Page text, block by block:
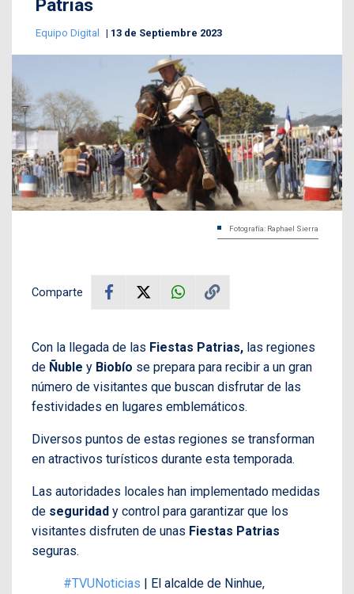
Patrias
Equipo Digital 13 de Septiembre 2023
Fotografía: Raphael Sierra
Comparte
Con la llegada de las Fiestas Patrias, las regiones
de Ñuble y Biobío se prepara para recibir a un gran
número de visitantes que buscan disfrutar de las
festividades en lugares emblemáticos.
Diversos puntos de estas regiones se transforman
en atractivos turísticos durante esta temporada.
Las autoridades locales han implementado medidas
de seguridad y control para garantizar que los
visitantes disfruten de unas Fiestas Patrias
seguras.
#TVUNoticias | El alcalde de Ninhue,